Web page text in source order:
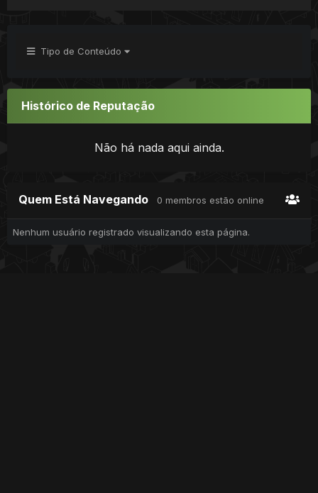
Tipo de Conteúdo
Histórico de Reputação
Não há nada aqui ainda.
Quem Está Navegando 0 membros estão online
Nenhum usuário registrado visualizando esta página.